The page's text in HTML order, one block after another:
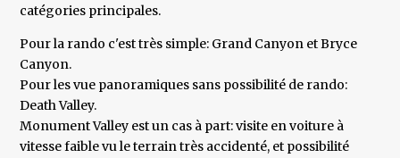
catégories principales.
Pour la rando c'est très simple: Grand Canyon et Bryce
Canyon.
Pour les vue panoramiques sans possibilité de rando:
Death Valley.
Monument Valley est un cas à part: visite en voiture à
vitesse faible vu le terrain très accidenté, et possibilité